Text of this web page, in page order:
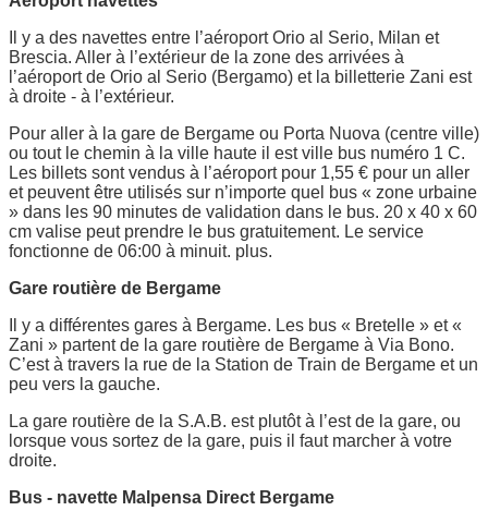
Il y a des navettes entre l’aéroport Orio al Serio, Milan et
Brescia. Aller à l’extérieur de la zone des arrivées à
l’aéroport de Orio al Serio (Bergamo) et la billetterie Zani est
à droite - à l’extérieur.
Pour aller à la gare de Bergame ou Porta Nuova (centre ville)
ou tout le chemin à la ville haute il est ville bus numéro 1 C.
Les billets sont vendus à l’aéroport pour 1,55 € pour un aller
et peuvent être utilisés sur n’importe quel bus « zone urbaine
» dans les 90 minutes de validation dans le bus. 20 x 40 x 60
cm valise peut prendre le bus gratuitement. Le service
fonctionne de 06:00 à minuit. plus.
Gare routière de Bergame
Il y a différentes gares à Bergame. Les bus « Bretelle » et «
Zani » partent de la gare routière de Bergame à Via Bono.
C’est à travers la rue de la Station de Train de Bergame et un
peu vers la gauche.
La gare routière de la S.A.B. est plutôt à l’est de la gare, ou
lorsque vous sortez de la gare, puis il faut marcher à votre
droite.
Bus - navette Malpensa Direct Bergame